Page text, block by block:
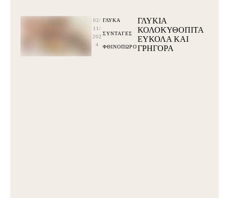
02/
11/
202
4
ΓΛΥΚΆ
ΣΥΝΤΑΓΕΣ
ΦΘΙΝΟΠΩΡΟ
ΓΛΥΚΙΑ
ΚΟΛΟΚΥΘΟΠΙΤΑ
ΕΥΚΟΛΑ ΚΑΙ
ΓΡΗΓΟΡΑ